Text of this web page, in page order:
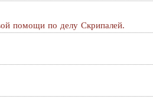
помощи по делу Скрипалей.